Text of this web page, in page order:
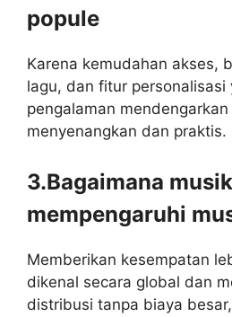
popule
Karena kemudahan akses,
lagu, dan fitur personalisasi
pengalaman
menyenangkan dan praktis.
3.Bagaimana
mempengaruhi
Memberikan kesempatan
dikenal secara global dan
distribusi tanpa biaya